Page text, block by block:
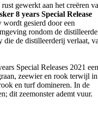
gewerkt aan het creëren
8 years Special Release
gesierd door een
rondom de
de distilleerderij verlaat,
Special Releases 2021 een
zeewier en rook terwijl
en turf domineren. In de
dit zeemonster ademt vuur.